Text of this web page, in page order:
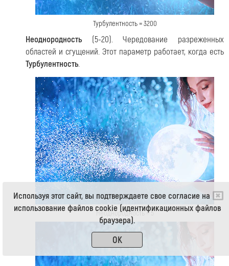
Используя этот сайт, вы подтверждаете свое согласие на
использование файлов cookie (идентификационных файлов
браузера).
OK
Турбулентность = 3200
Неоднородность (5-20). Чередование разреженных
областей и сгущений. Этот параметр работает, когда есть
Турбулентность.
Неоднородность = 5